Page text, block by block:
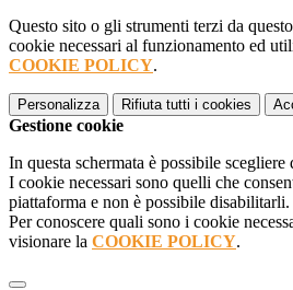
Questo sito o gli strumenti terzi da
cookie necessari al funzionamento ed
COOKIE POLICY.
Personalizza Rifiuta tutti i cookies
Gestione cookie
In questa schermata è possibile
I cookie necessari sono quelli che
piattaforma e non è possibile disabilitarli.
Per conoscere quali sono i cookie
visionare la COOKIE POLICY.